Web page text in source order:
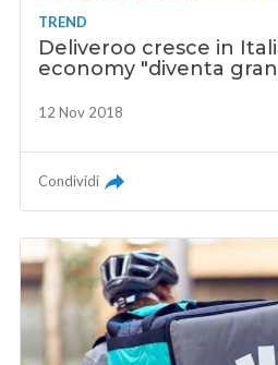
TREND
Deliveroo cresce in
economy "diventa
12 Nov 2018
Condividi